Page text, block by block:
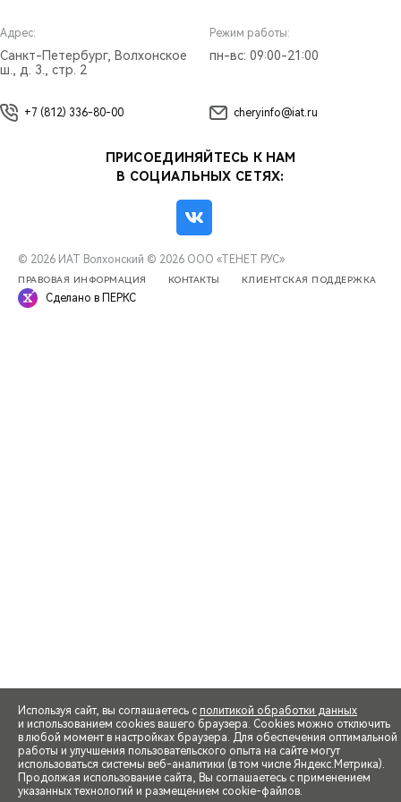
Адрес:
Санкт-Петербург, Волхонское
ш., д. 3., стр. 2
Режим работы:
пн-вс: 09:00-21:00
+7 (812) 336-80-00 cheryinfo@iat.ru
ПРИСОЕДИНЯЙТЕСЬ К НАМ
В СОЦИАЛЬНЫХ СЕТЯХ:
© 2026 ИАТ Волхонский © 2026 ООО «ТЕНЕТ РУС»
ПРАВОВАЯ ИНФОРМАЦИЯ КОНТАКТЫ КЛИЕНТСКАЯ ПОДДЕРЖКА
Сделано в ПЕРКС
Используя сайт, вы соглашаетесь с политикой обработки данных
и использованием cookies вашего браузера. Cookies можно отключить
в любой момент в настройках браузера. Для обеспечения оптимальной
работы и улучшения пользовательского опыта на сайте могут
использоваться системы веб-аналитики (в том числе Яндекс.Метрика).
Продолжая использование сайта, Вы соглашаетесь с применением
указанных технологий и размещением cookie-файлов.